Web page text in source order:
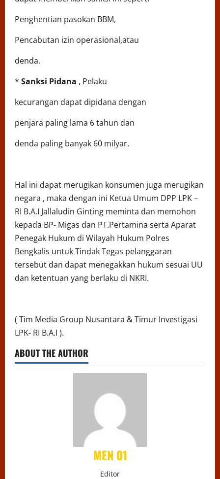
Penghentian pasokan BBM,
Pencabutan izin operasional,atau
denda.
* Sanksi Pidana , Pelaku
kecurangan dapat dipidana dengan
penjara paling lama 6 tahun dan
denda paling banyak 60 milyar.
Hal ini dapat merugikan konsumen juga merugikan
negara , maka dengan ini Ketua Umum DPP LPK –
RI B.A.I Jallaludin Ginting meminta dan memohon
kepada BP- Migas dan PT.Pertamina serta Aparat
Penegak Hukum di Wilayah Hukum Polres
Bengkalis untuk Tindak Tegas pelanggaran
tersebut dan dapat menegakkan hukum sesuai UU
dan ketentuan yang berlaku di NKRI.
( Tim Media Group Nusantara & Timur Investigasi
LPK- RI B.A.I ).
ABOUT THE AUTHOR
MEN 01
Editor